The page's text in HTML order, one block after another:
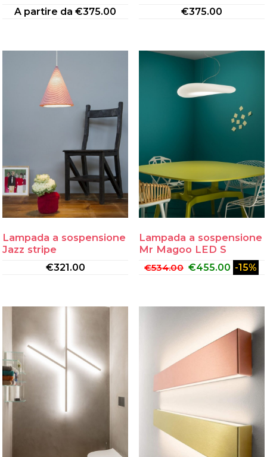
A partire da€375.00 €375.00
Lampada a sospensione
Jazz stripe
€321.00
Lampada a sospensione
Mr Magoo LED S
€534.00 €455.00 -15%